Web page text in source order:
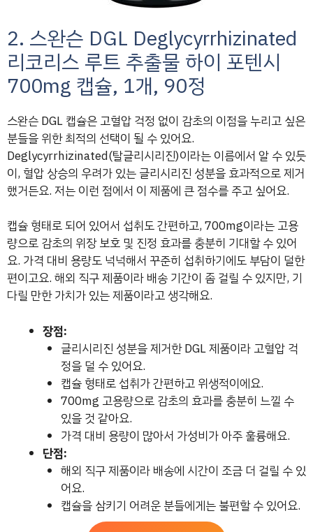
2. 스완슨 DGL Deglycyrrhizinated
리코리스 루트 추출물 하이 포텐시
700mg 캡슐, 1개, 90정
스완슨 DGL 캡슐은 고혈압 걱정 없이 감초의 이점을 누리고 싶은
분들을 위한 최적의 선택이 될 수 있어요.
Deglycyrrhizinated(탈글리시리진)이라는 이름에서 알 수 있듯
이, 혈압 상승의 우려가 있는 글리시리진 성분을 효과적으로 제거
했거든요. 저는 이런 점에서 이 제품에 큰 점수를 주고 싶어요.
캡슐 형태로 되어 있어서 섭취도 간편하고, 700mg이라는 고용
량으로 감초의 위장 보호 및 진정 효과를 충분히 기대할 수 있어
요. 가격 대비 용량도 넉넉해서 꾸준히 섭취하기에도 부담이 덜한
편이고요. 해외 직구 제품이라 배송 기간이 좀 걸릴 수 있지만, 기
다릴 만한 가치가 있는 제품이라고 생각해요.
장점:
글리시리진 성분을 제거한 DGL 제품이라 고혈압 걱
정을 덜 수 있어요.
캡슐 형태로 섭취가 간편하고 위생적이에요.
700mg 고용량으로 감초의 효과를 충분히 느낄 수
있을 것 같아요.
가격 대비 용량이 많아서 가성비가 아주 훌륭해요.
단점:
해외 직구 제품이라 배송에 시간이 조금 더 걸릴 수 있
어요.
캡슐을 삼키기 어려운 분들에게는 불편할 수 있어요.